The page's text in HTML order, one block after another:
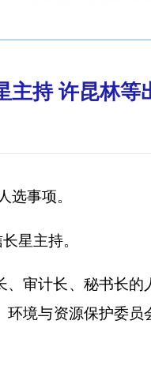
主持 许昆林等
选事项。
星主持。
审计长、秘书长的
环境与资源保护委员